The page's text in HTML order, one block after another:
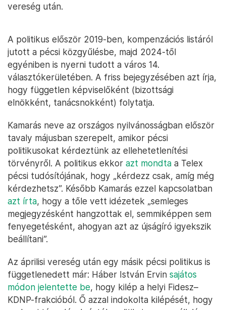
vereség után.
A politikus először 2019-ben, kompenzációs listáról
jutott a pécsi közgyűlésbe, majd 2024-től
egyéniben is nyerni tudott a város 14.
választókerületében. A friss bejegyzésében azt írja,
hogy független képviselőként (bizottsági
elnökként, tanácsnokként) folytatja.
Kamarás neve az országos nyilvánosságban először
tavaly májusban szerepelt, amikor pécsi
politikusokat kérdeztünk az ellehetetlenítési
törvényről. A politikus ekkor azt mondta a Telex
pécsi tudósítójának, hogy „kérdezz csak, amíg még
kérdezhetsz”. Később Kamarás ezzel kapcsolatban
azt írta, hogy a tőle vett idézetek „semleges
megjegyzésként hangzottak el, semmiképpen sem
fenyegetésként, ahogyan azt az újságíró igyekszik
beállítani”.
Az áprilisi vereség után egy másik pécsi politikus is
függetlenedett már: Háber István Ervin sajátos
módon jelentette be, hogy kilép a helyi Fidesz–
KDNP-frakcióból. Ő azzal indokolta kilépését, hogy